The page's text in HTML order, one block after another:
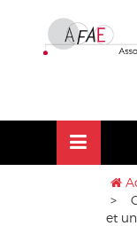
contenu
>
et